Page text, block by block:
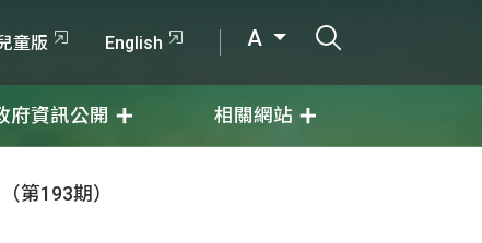
童版 English A
府資訊公開 相關網站
第193期）